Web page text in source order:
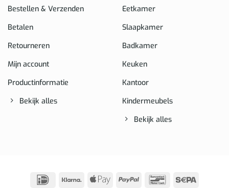
Bestellen & Verzenden
Betalen
Retourneren
Mijn account
Productinformatie
Bekijk alles
Eetkamer
Slaapkamer
Badkamer
Keuken
Kantoor
Kindermeubels
Bekijk alles
IDeal Klarna
Apple
PayPal BancontactSepa